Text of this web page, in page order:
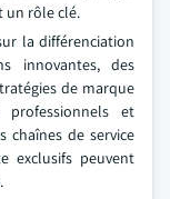
un rôle clé.
la différenciation
innovantes, des
de marque
et
chaînes de service
exclusifs peuvent